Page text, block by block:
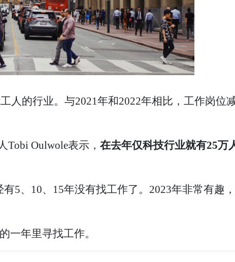
人的行业。与2021年和2022年相比，工作岗位
Tobi Oulwole表示， 在去年仅科技行业就有25万
5、10、15年没有找工作了。2023年非常有趣
一年里寻找工作。